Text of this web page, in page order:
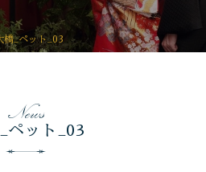
橋_ペット_03
ペット_03